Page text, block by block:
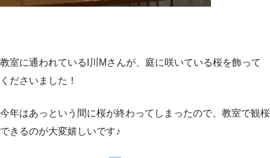
教室に通われているI川Mさんが、庭に咲いている桜を飾って
くださいました！
今年はあっという間に桜が終わってしまったので、教室で観桜
できるのが大変嬉しいです♪